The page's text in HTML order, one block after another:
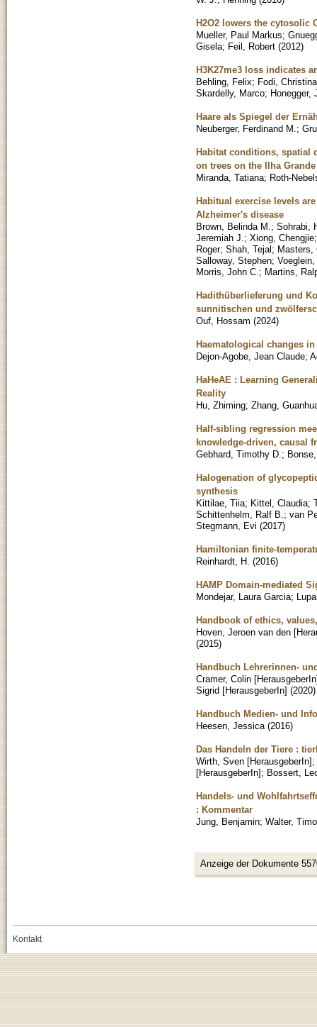
H2O2 lowers the cytosolic
Mueller, Paul Markus;
Gisela; Feil, Robert (2012)
H3K27me3 loss indicates
Behling, Felix; Fodi, Christina
Skardelly, Marco; Honegger,
Haare als Spiegel der
Neuberger, Ferdinand M. ;
Habitat conditions, spatial
on trees on the Ilha
Miranda, Tatiana; Roth-
Habitual exercise levels
Alzheimer's disease
Brown, Belinda M. ; Sohrabi,
Jeremiah J. ; Xiong, Chengjie
Roger; Shah, Tejal; Masters,
Salloway, Stephen;
Morris, John C. ; Martins,
Hadithüberlieferung und
sunnitischen und
Ouf, Hossam (2024)
Haematological changes
Dejon-Agobe, Jean Claude;
HaHeAE : Learning
Reality
Hu, Zhiming; Zhang,
Half-sibling regression
knowledge-driven, causal
Gebhard, Timothy D. ;
Halogenation of
synthesis
Kittilae, Tiia; Kittel, Claudia;
Schittenhelm, Ralf B. ; van
Stegmann, Evi (2017)
Hamiltonian finite-
Reinhardt, H. (2016)
HAMP Domain-mediated
Mondejar, Laura Garcia;
Handbook of ethics,
Hoven, Jeroen van den
(2015)
Handbuch Lehrerinnen-
Cramer, Colin
Sigrid [HerausgeberIn] (2020)
Handbuch Medien- und
Heesen, Jessica (2016)
Das Handeln der Tiere :
Wirth, Sven [HerausgeberIn];
[HerausgeberIn]; Bossert,
Handels- und
: Kommentar
Jung, Benjamin; Walter, Timo
Anzeige der Dokumente
Kontakt